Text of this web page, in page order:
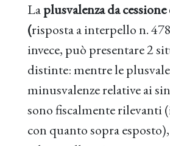
Laplusvalenza da
(risposta a interpello n.
invece, può presentare 2
distinte: mentre le
minusvalenze relative ai
sono fiscalmente rilevanti
con quanto sopra